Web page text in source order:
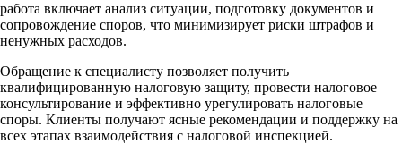
работа включает анализ ситуации, подготовку документов и
сопровождение споров, что минимизирует риски штрафов и
ненужных расходов.
Обращение к специалисту позволяет получить
квалифицированную налоговую защиту, провести налоговое
консультирование и эффективно урегулировать налоговые
споры. Клиенты получают ясные рекомендации и поддержку на
всех этапах взаимодействия с налоговой инспекцией.